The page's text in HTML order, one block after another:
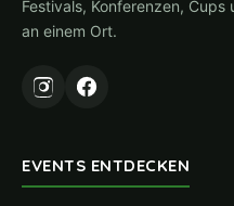
Festivals, Konferenzen,
an einem Ort.
EVENTS ENTDECKEN